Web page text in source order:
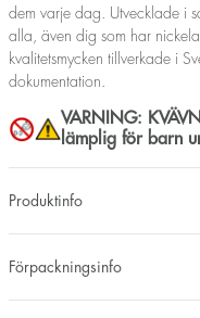
dem varje dag. Utvecklade i
alla, även dig som har
kvalitetsmycken tillverkade i
dokumentation.
VARNING:
lämplig för barn
Produktinfo
Förpackningsinfo